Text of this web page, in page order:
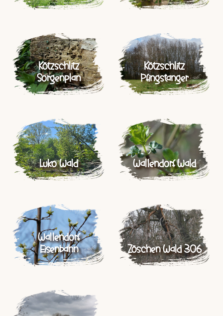
Kötzschlitz
Sorgenplan
Kötzschlitz
Pfingstanger
Luko Wald Wallendorf Wald
Wallendorf
Eisenbahn
Zöschen Wald 306